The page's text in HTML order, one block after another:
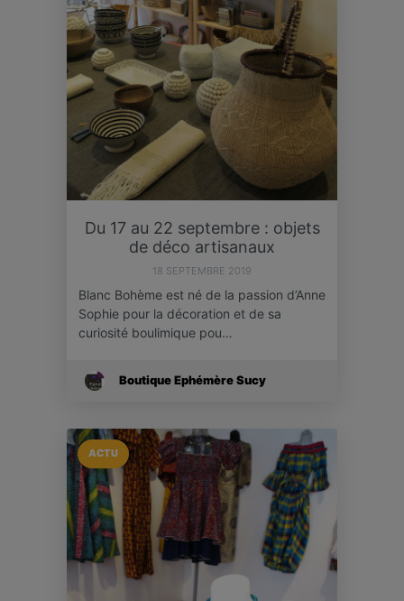
Du 17 au 22 septembre : objets
de déco artisanaux
18 SEPTEMBRE 2019
Blanc Bohème est né de la passion d’Anne
Sophie pour la décoration et de sa
curiosité boulimique pou…
Boutique Ephémère Sucy
ACTU